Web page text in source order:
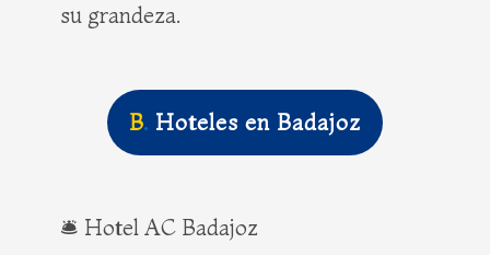
su grandeza.
B. Hoteles en Badajoz
🛎️ Hotel AC Badajoz